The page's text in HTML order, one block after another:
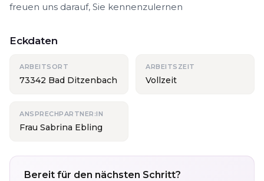
freuen uns darauf, Sie kennenzulernen
Eckdaten
ARBEITSORT
73342 Bad Ditzenbach
ARBEITSZEIT
Vollzeit
ANSPRECHPARTNER:IN
Frau Sabrina Ebling
Bereit für den nächsten Schritt?